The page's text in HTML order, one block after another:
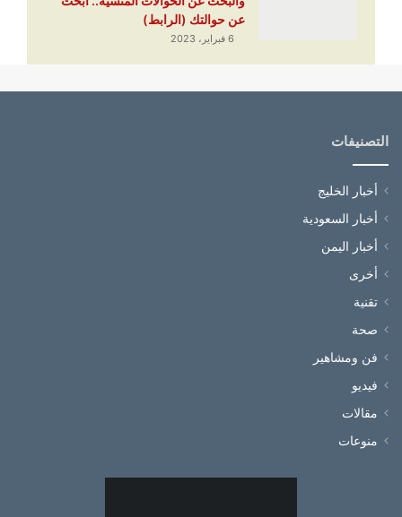
عن حوالتك (الرابط)
6 فبراير، 2023
التصنيفات
أخبار الخليج
أخبار السعودية
أخبار اليمن
أخرى
تقنية
صحة
فن ومشاهير
فيديو
مقالات
منوعات